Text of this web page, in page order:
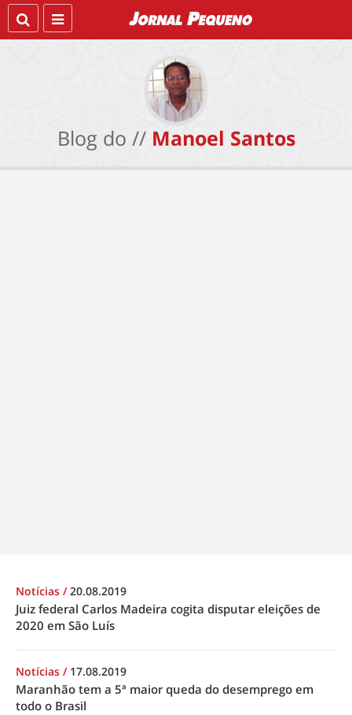
Blog do // Manoel Santos
Notícias /20.08.2019
Juiz federal Carlos Madeira cogita disputar eleições de
2020 em São Luís
Notícias / 17.08.2019
Maranhão tem a 5ª maior queda do desemprego em
todo o Brasil